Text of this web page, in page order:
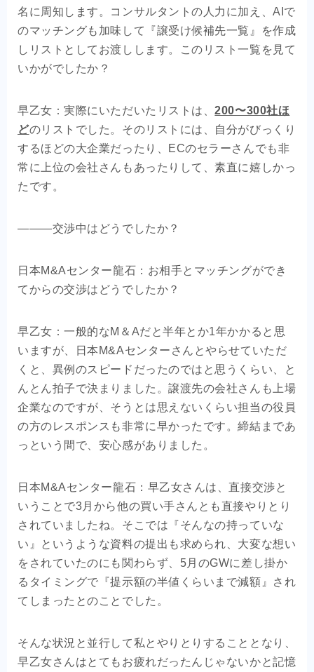
名に周知します。コンサルタントの人力に加え、AIで
のマッチングも加味して『譲受け候補先一覧』を作成
しリストとしてお渡しします。このリスト一覧を見て
いかがでしたか？
早乙女：実際にいただいたリストは、200〜300社ほ
どのリストでした。そのリストには、自分がびっくり
するほどの大企業だったり、ECのセラーさんでも非
常に上位の会社さんもあったりして、素直に嬉しかっ
たです。
―――交渉中はどうでしたか？
日本M&Aセンター龍石：お相手とマッチングができ
てからの交渉はどうでしたか？
早乙女：一般的なM＆Aだと半年とか1年かかると思
いますが、日本M&Aセンターさんとやらせていただ
くと、異例のスピードだったのではと思うくらい、と
んとん拍子で決まりました。譲渡先の会社さんも上場
企業なのですが、そうとは思えないくらい担当の役員
の方のレスポンスも非常に早かったです。締結まであ
っという間で、安心感がありました。
日本M&Aセンター龍石：早乙女さんは、直接交渉と
いうことで3月から他の買い手さんとも直接やりとり
されていましたね。そこでは『そんなの持っていな
い』というような資料の提出も求められ、大変な想い
をされていたのにも関わらず、5月のGWに差し掛か
るタイミングで『提示額の半値くらいまで減額』され
てしまったとのことでした。
そんな状況と並行して私とやりとりすることとなり、
早乙女さんはとてもお疲れだったんじゃないかと記憶